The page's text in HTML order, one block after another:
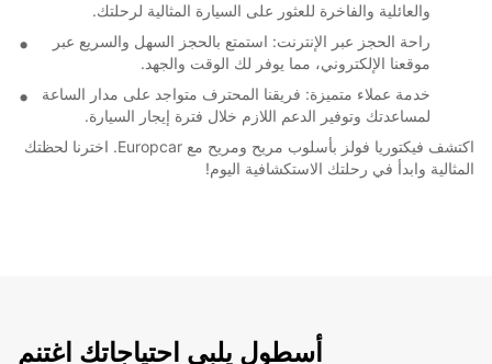
والعائلية والفاخرة للعثور على السيارة المثالية لرحلتك.
راحة الحجز عبر الإنترنت: استمتع بالحجز السهل والسريع عبر
موقعنا الإلكتروني، مما يوفر لك الوقت والجهد.
خدمة عملاء متميزة: فريقنا المحترف متواجد على مدار الساعة
لمساعدتك وتوفير الدعم اللازم خلال فترة إيجار السيارة.
اكتشف فيكتوريا فولز بأسلوب مريح ومريح مع Europcar. اخترنا لحظتك
المثالية وابدأ في رحلتك الاستكشافية اليوم!
أسطول يلبي احتياجاتك اغتنم